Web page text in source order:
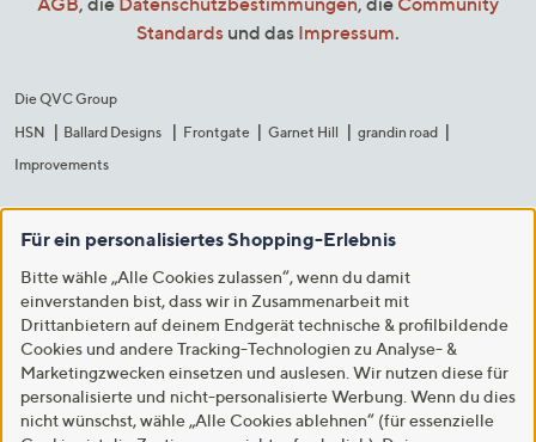
Standards und das Impressum.
Die QVC Group
HSN
Ballard Designs Frontgate Garnet Hill
grandin road
Improvements
Für ein personalisiertes Shopping-Erlebnis
Bitte wähle „Alle Cookies zulassen“, wenn du damit
einverstanden bist, dass wir in Zusammenarbeit mit
Drittanbietern auf deinem Endgerät technische & profilbildende
Cookies und andere Tracking-Technologien zu Analyse- &
Marketingzwecken einsetzen und auslesen. Wir nutzen diese für
personalisierte und nicht-personalisierte Werbung. Wenn du dies
nicht wünschst, wähle „Alle Cookies ablehnen“ (für essenzielle